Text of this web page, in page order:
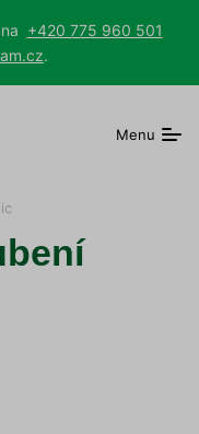
+420 775 960 501
.
Menu